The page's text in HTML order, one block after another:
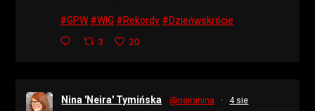
#GPW #WIG #Rekordy #Dzieńwskrócie
3 20
Nina 'Neira' Tymińska @neiranina · 4 sie